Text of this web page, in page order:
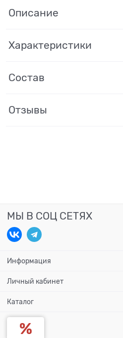
Описание
Характеристики
Состав
Отзывы
МЫ В СОЦ СЕТЯХ
Информация
Личный кабинет
Каталог